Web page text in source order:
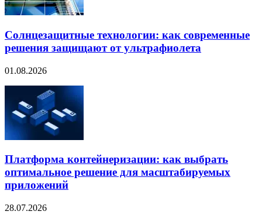
Солнцезащитные технологии: как современные
решения защищают от ультрафиолета
01.08.2026
Платформа контейнеризации: как выбрать
оптимальное решение для масштабируемых
приложений
28.07.2026